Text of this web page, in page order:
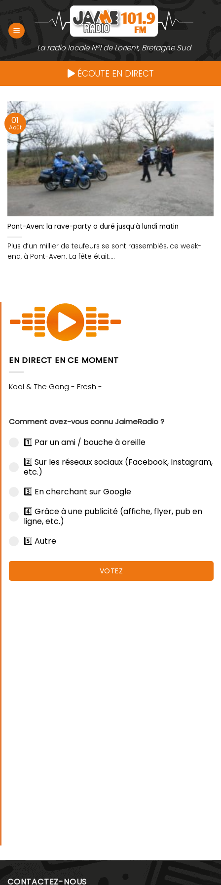
contenu
La radio locale N°1 de Lorient, Bretagne Sud
ÉCOUTE EN DIRECT
Pont-Aven: la rave-party a duré jusqu’à lundi matin
Plus d’un millier de teufeurs se sont rassemblés, ce week-
end, à Pont-Aven. La fête était....
01
Août
EN DIRECT EN CE MOMENT
Comment avez-vous connu JaimeRadio ?
1️⃣ Par un ami / bouche à oreille
2️⃣ Sur les réseaux sociaux (Facebook, Instagram,
etc.)
3️⃣ En cherchant sur Google
4️⃣ Grâce à une publicité (affiche, flyer, pub en
ligne, etc.)
5️⃣ Autre
VOTEZ
CONTACTEZ-NOUS